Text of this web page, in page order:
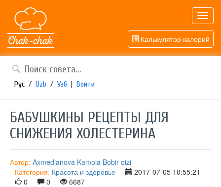
Калькулятор калорий
Рус / Uzb / Узб | Войти
БАБУШКИНЫ РЕЦЕПТЫ ДЛЯ
СНИЖЕНИЯ ХОЛЕСТЕРИНА
Автор: Axmedjanova Kamola Bobir qizi
Категория: Красота и здоровье
2017-07-05 10:55:21
0
0 6687